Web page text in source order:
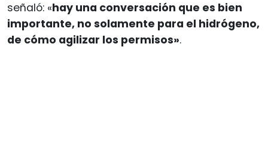
señaló: «hay una conversación que es bien
importante, no solamente para el hidrógeno,
de cómo agilizar los permisos».